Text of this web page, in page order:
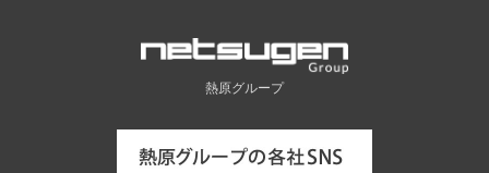
熱原グループ